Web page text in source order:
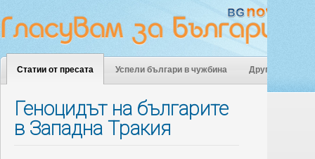
Статии от пресата Успели българи в чужбина Други
Геноцидът на българите
в Западна Тракия